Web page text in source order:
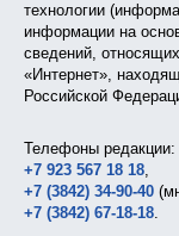
технологии
информации на
сведений,
«Интернет»,
Российской
Телефоны редакции:
+7 923 567 18 18,
+7 (3842) 34-90-40
+7 (3842) 67-18-18.